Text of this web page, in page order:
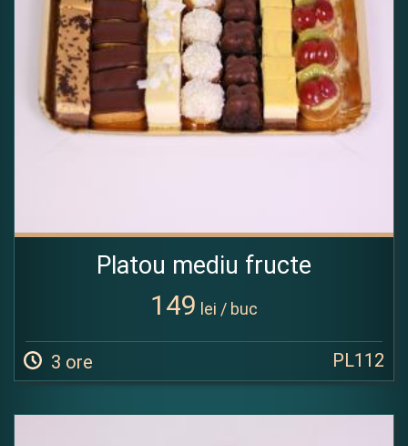
Platou mediu fructe
149 lei / buc
3 ore PL112